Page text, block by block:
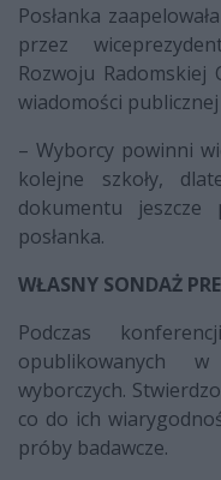
Posłanka
przez
Rozwoju
wiadomości
– Wyborcy powinni
kolejne szkoły,
dokumentu jeszcze
posłanka.
WŁASNY SONDAŻ
Podczas
opublikowanych
wyborczych.
co do ich
próby badawcze.